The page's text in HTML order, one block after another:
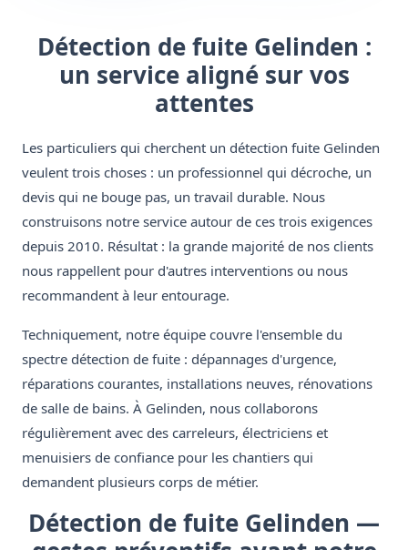
Détection de fuite Gelinden :
un service aligné sur vos
attentes
Les particuliers qui cherchent un détection fuite Gelinden
veulent trois choses : un professionnel qui décroche, un
devis qui ne bouge pas, un travail durable. Nous
construisons notre service autour de ces trois exigences
depuis 2010. Résultat : la grande majorité de nos clients
nous rappellent pour d'autres interventions ou nous
recommandent à leur entourage.
Techniquement, notre équipe couvre l'ensemble du
spectre détection de fuite : dépannages d'urgence,
réparations courantes, installations neuves, rénovations
de salle de bains. À Gelinden, nous collaborons
régulièrement avec des carreleurs, électriciens et
menuisiers de confiance pour les chantiers qui
demandent plusieurs corps de métier.
Détection de fuite Gelinden —